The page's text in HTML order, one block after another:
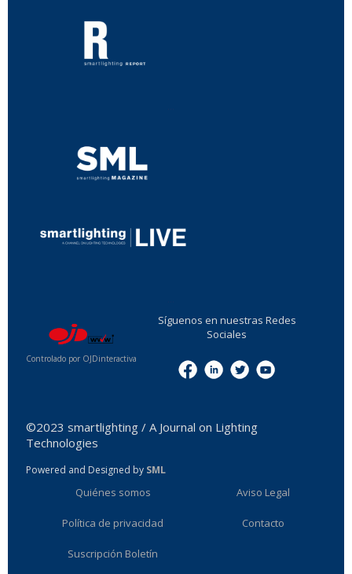
Controlado por OJDinteractiva
Síguenos en nuestras Redes
Sociales
©2023 smartlighting / A Journal on Lighting
Technologies
Powered and Designed by SML
Quiénes somos Aviso Legal
Política de privacidad Contacto
Suscripción Boletín